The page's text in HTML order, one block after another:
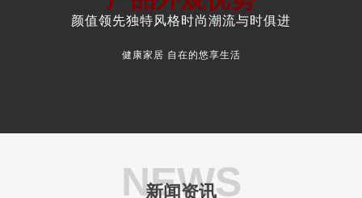
颜值领先独特风格时尚潮流与时俱进
健康家居 自在的悠享生活
NEWS
新闻资讯